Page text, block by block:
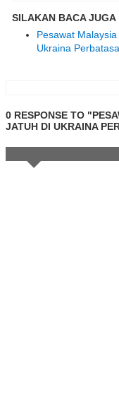
SILAKAN BACA JUGA
Pesawat
Ukraina
0 RESPONSE TO
JATUH DI UKRAINA